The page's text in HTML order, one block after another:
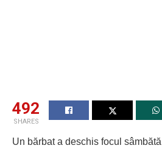
492
SHARES
Un bărbat a deschis focul